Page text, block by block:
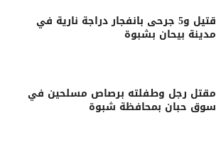
قتيل و5 جرحى بانفجار دراجة نارية في
مدينة بيحان بشبوة
مقتل رجل وطفلته برصاص مسلحين في
سوق حبان بمحافظة شبوة